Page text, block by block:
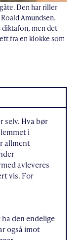
Den har riller
Amundsen.
diktafon, men det
fra en klokke som
selv. Hva bør
i
allment
avleveres
vis. For
den endelige
også imot